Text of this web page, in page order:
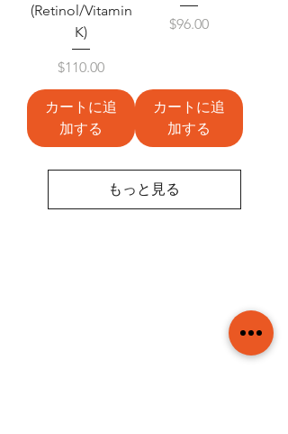
(Retinol/Vitamin
K)
価格
$110.00
カートに追
加する
価格
$96.00
カートに追
加する
もっと見る